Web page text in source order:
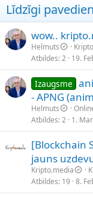
Līdzīgi
wow..
Helmuts
Atbildes 2 19.
Izaugsme
- APNG
Helmuts
Atbildes 2 1.
[Blockchain
jauns
Kripto.media
Atbildes 19 8.